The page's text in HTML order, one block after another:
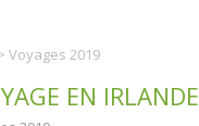
Voyages 2019
EN IRLANDE